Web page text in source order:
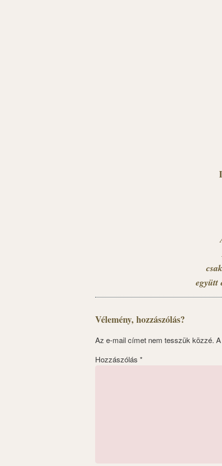
együtt
Vélemény, hozzászólás?
Az e-mail címet nem tesszük közzé.
Hozzászólás *